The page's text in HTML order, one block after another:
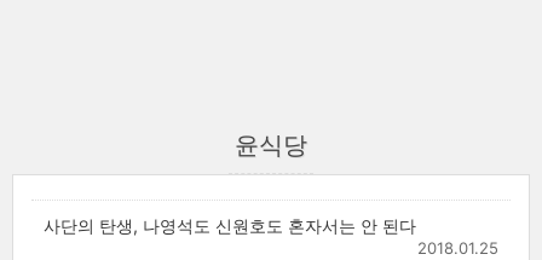
윤식당
사단의 탄생, 나영석도 신원호도 혼자서는 안 된다
2018.01.25